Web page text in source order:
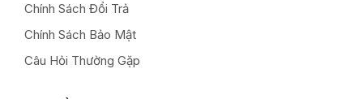
Chính Sách Đổi Trả
Chính Sách Bảo Mật
Câu Hỏi Thường Gặp